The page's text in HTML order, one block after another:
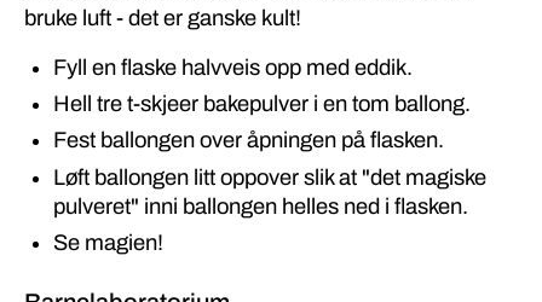
bruke luft - det er ganske kult!
Fyll en flaske halvveis opp med eddik.
Hell tre t-skjeer bakepulver i en tom ballong.
Fest ballongen over åpningen på flasken.
Løft ballongen litt oppover slik at "det magiske
pulveret" inni ballongen helles ned i flasken.
Se magien!